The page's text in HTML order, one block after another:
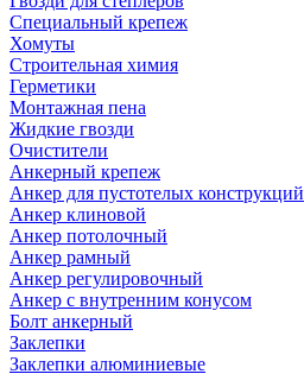
Специальный крепеж
Хомуты
Строительная химия
Герметики
Монтажная пена
Жидкие гвозди
Очистители
Анкерный крепеж
Анкер для пустотелых конструкций
Анкер клиновой
Анкер потолочный
Анкер рамный
Анкер регулировочный
Анкер с внутренним конусом
Болт анкерный
Заклепки
Заклепки алюминиевые